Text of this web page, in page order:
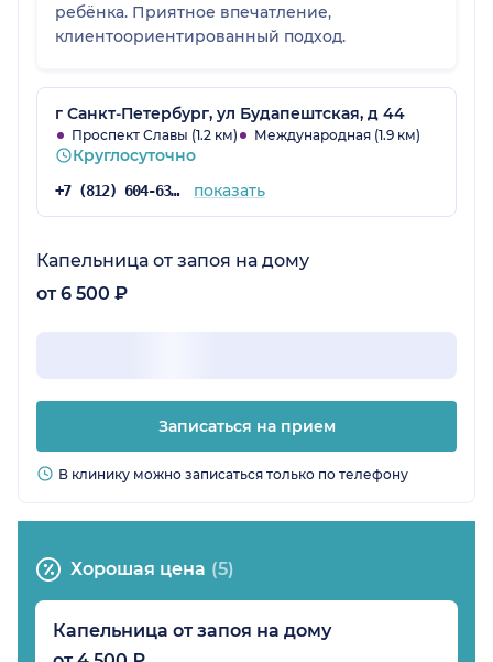
ребёнка. Приятное впечатление,
клиентоориентированный подход.
г Санкт-Петербург, ул Будапештская, д 44
Проспект Славы (1.2 км) Международная (1.9 км)
Круглосуточно
+7 (812) 604-63-50 показать
Капельница от запоя на дому
от 6 500 ₽
Записаться на прием
В клинику можно записаться только по телефону
Хорошая цена (5)
Капельница от запоя на дому